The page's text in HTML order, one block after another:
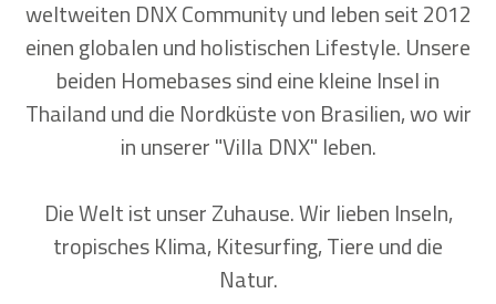
weltweiten DNX Community und leben seit 2012
einen globalen und holistischen Lifestyle. Unsere
beiden Homebases sind eine kleine Insel in
Thailand und die Nordküste von Brasilien, wo wir
in unserer "Villa DNX" leben.
Die Welt ist unser Zuhause. Wir lieben Inseln,
tropisches Klima, Kitesurfing, Tiere und die
Natur.